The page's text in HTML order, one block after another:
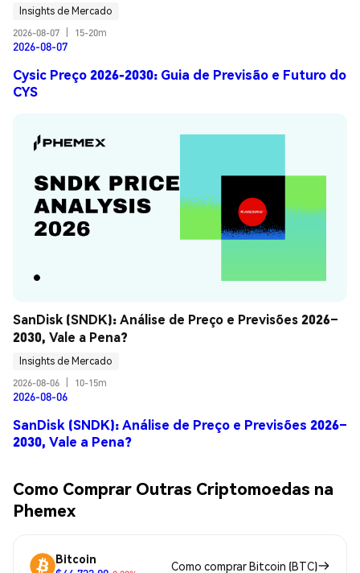
Insights de Mercado
2026-08-07
15-20m
2026-08-07
Cysic Preço 2026-2030: Guia de Previsão e Futuro do
CYS
SanDisk (SNDK): Análise de Preço e Previsões 2026–
2030, Vale a Pena?
Insights de Mercado
2026-08-06
10-15m
2026-08-06
SanDisk (SNDK): Análise de Preço e Previsões 2026–
2030, Vale a Pena?
Como Comprar Outras Criptomoedas na
Phemex
Bitcoin
Como comprar Bitcoin (BTC)